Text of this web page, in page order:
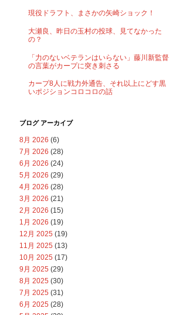
現役ドラフト、まさかの矢崎ショック！
大瀬良、昨日の玉村の投球、見てなかった
の？
「力のないベテランはいらない」藤川新監督
の言葉がカープに突き刺さる
カープ8人に戦力外通告、それ以上にどす黒
いポジションコロコロの話
ブログ アーカイブ
8月 2026 (6)
7月 2026 (28)
6月 2026 (24)
5月 2026 (29)
4月 2026 (28)
3月 2026 (21)
2月 2026 (15)
1月 2026 (19)
12月 2025 (19)
11月 2025 (13)
10月 2025 (17)
9月 2025 (29)
8月 2025 (30)
7月 2025 (31)
6月 2025 (28)